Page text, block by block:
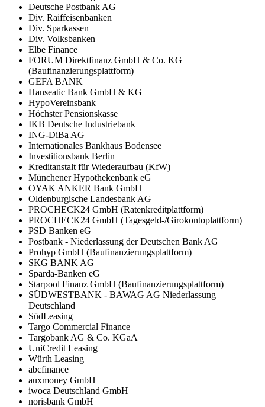
Deutsche Postbank AG
Div. Raiffeisenbanken
Div. Sparkassen
Div. Volksbanken
Elbe Finance
FORUM Direktfinanz GmbH & Co. KG
(Baufinanzierungsplattform)
GEFA BANK
Hanseatic Bank GmbH & KG
HypoVereinsbank
Höchster Pensionskasse
IKB Deutsche Industriebank
ING-DiBa AG
Internationales Bankhaus Bodensee
Investitionsbank Berlin
Kreditanstalt für Wiederaufbau (KfW)
Münchener Hypothekenbank eG
OYAK ANKER Bank GmbH
Oldenburgische Landesbank AG
PROCHECK24 GmbH (Ratenkreditplattform)
PROCHECK24 GmbH (Tagesgeld-/Girokontoplattform)
PSD Banken eG
Postbank - Niederlassung der Deutschen Bank AG
Prohyp GmbH (Baufinanzierungsplattform)
SKG BANK AG
Sparda-Banken eG
Starpool Finanz GmbH (Baufinanzierungsplattform)
SÜDWESTBANK - BAWAG AG Niederlassung
Deutschland
SüdLeasing
Targo Commercial Finance
Targobank AG & Co. KGaA
UniCredit Leasing
Würth Leasing
abcfinance
auxmoney GmbH
iwoca Deutschland GmbH
norisbank GmbH